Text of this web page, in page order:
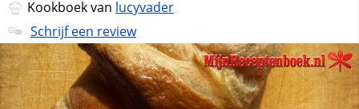
Kookboek van lucyvader
Schrijf een review